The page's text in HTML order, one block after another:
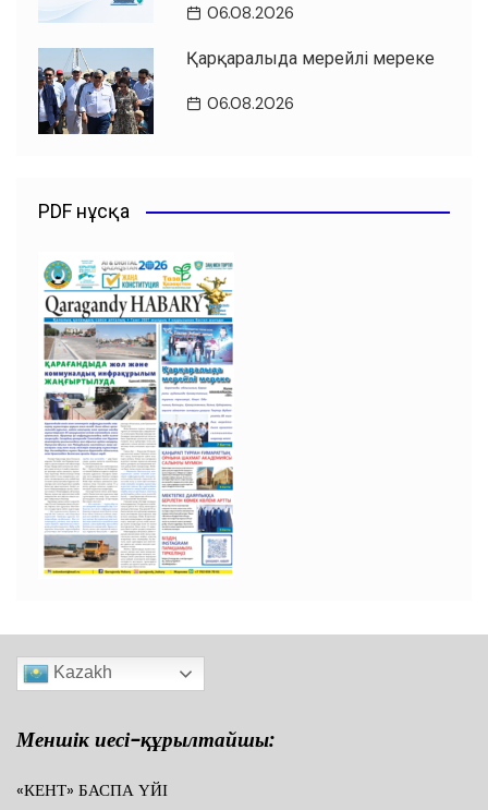
06.08.2026
Қарқаралыда мерейлі мереке
06.08.2026
PDF нұсқа
Kazakh
Меншік иесі-құрылтайшы:
«КЕНТ» БАСПА ҮЙІ